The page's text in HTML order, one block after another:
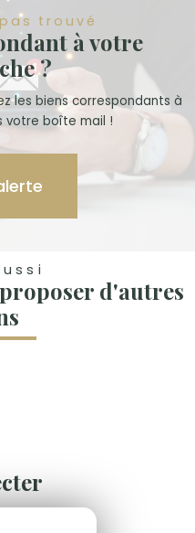
trouvé
à votre
?
les biens correspondants à
votre boîte mail !
d'autres